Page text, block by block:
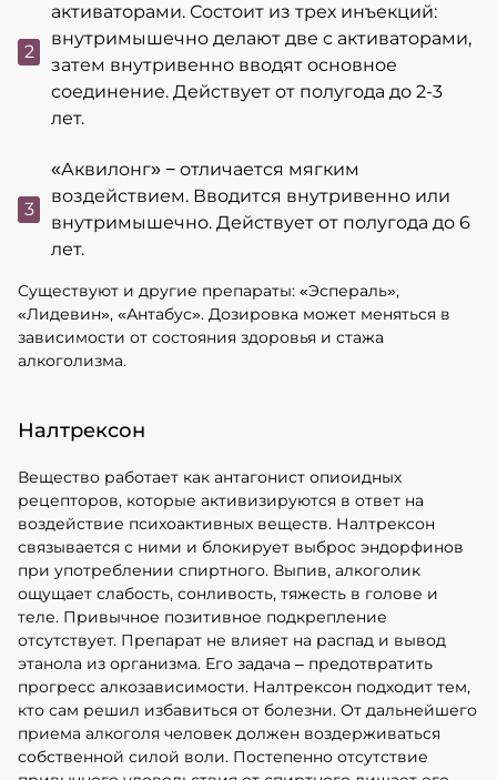
активаторами. Состоит из трех инъекций:
внутримышечно делают две с активаторами,
затем внутривенно вводят основное
соединение. Действует от полугода до 2-3
лет.
«Аквилонг» − отличается мягким
воздействием. Вводится внутривенно или
внутримышечно. Действует от полугода до 6
лет.
Существуют и другие препараты: «Эспераль»,
«Лидевин», «Антабус». Дозировка может меняться в
зависимости от состояния здоровья и стажа
алкоголизма.
Налтрексон
Вещество работает как антагонист опиоидных
рецепторов, которые активизируются в ответ на
воздействие психоактивных веществ. Налтрексон
связывается с ними и блокирует выброс эндорфинов
при употреблении спиртного. Выпив, алкоголик
ощущает слабость, сонливость, тяжесть в голове и
теле. Привычное позитивное подкрепление
отсутствует. Препарат не влияет на распад и вывод
этанола из организма. Его задача – предотвратить
прогресс алкозависимости. Налтрексон подходит тем,
кто сам решил избавиться от болезни. От дальнейшего
приема алкоголя человек должен воздерживаться
собственной силой воли. Постепенно отсутствие